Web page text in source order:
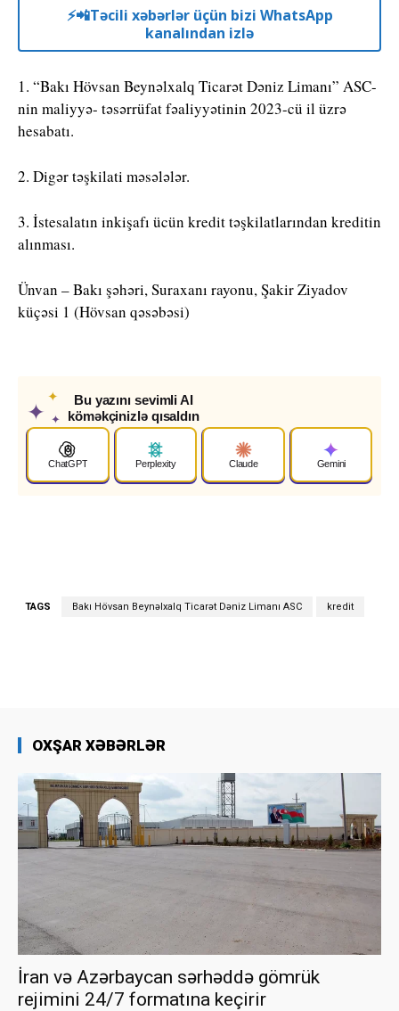
⚡️📲Təcili xəbərlər üçün bizi WhatsApp
kanalından izlə
1. “Bakı Hövsan Beynəlxalq Ticarət Dəniz Limanı” ASC-
nin maliyyə- təsər­rüfat fəaliyyətinin 2023-cü il üzrə
hesa­batı.
2. Digər təşkilati məsələlər.
3. İstesalatın inkişafı ücün kredit təşkilatlarından kreditin
alınması.
Ünvan – Bakı şəhəri, Suraxanı ra­yonu, Şakir Ziyadov
küçəsi 1 (Hövsan qəsəbəsi)
✦
✦
✦
Bu yazını sevimli AI
köməkçinizlə qısaldın
ChatGPT Perplexity Claude Gemini
TAGS Bakı Hövsan Beynəlxalq Ticarət Də­niz Limanı ASC kredit
OXŞAR XƏBƏRLƏR
İran və Azərbaycan sərhəddə gömrük
rejimini 24/7 formatına keçirir